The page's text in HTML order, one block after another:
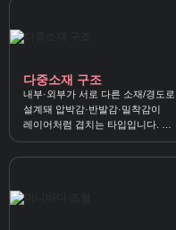
다중소재 구조
내부·외부가 서로 다른 소재/경도로
설계돼 압박감·반발감·밀착감이
레이어처럼 겹치는 타입입니다. 한
제품에서 ‘밸런스 좋은 자극’을 찾는
분께 잘 맞아요.